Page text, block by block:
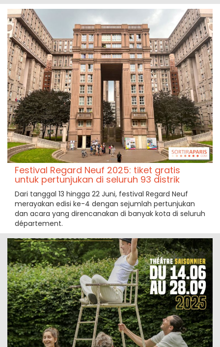
Festival Regard Neuf 2025: tiket gratis
untuk pertunjukan di seluruh 93 distrik
Dari tanggal 13 hingga 22 Juni, festival Regard Neuf
merayakan edisi ke-4 dengan sejumlah pertunjukan
dan acara yang direncanakan di banyak kota di seluruh
département.